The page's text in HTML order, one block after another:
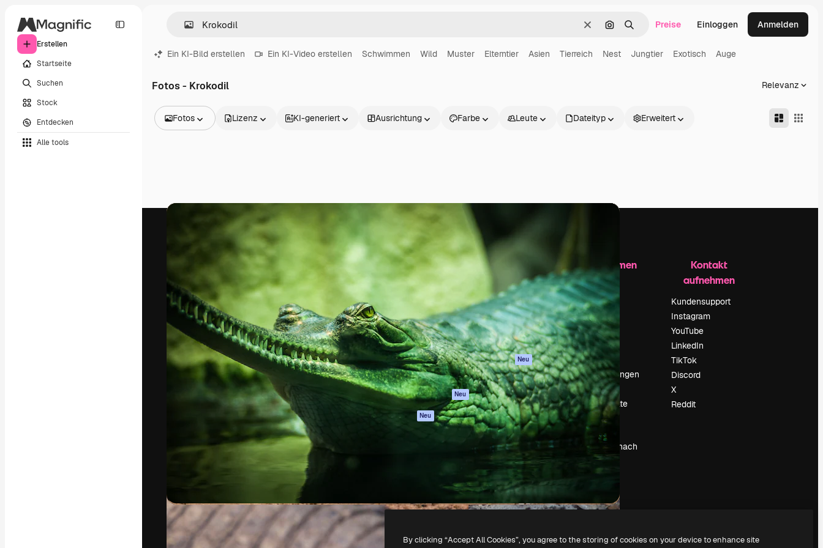
Erstellen
Startseite
Suchen
Stock
Entdecken
Alle tools
LöschenNach Bild suchen
SuchenPreise Einloggen Anmelden
Ein KI-Bild erstellen Ein KI-Video erstellen Schwimmen Wild Muster Elterntier Asien Tierreich Nest Jungtier Exotisch Auge
Fotos - Krokodil Relevanz
Fotos
Videos
Motion Graphics
3D-Modelle
Schriftarten
Lizenz KI-generiert Ausrichtung Farbe Leute Dateityp Erweitert
Die kreative Plattform, um deine beste
Arbeit zu verwirklichen. Mehr als 1 Million
Abonnenten unter Kreativen, Unternehmen,
Agenturen und Studios.
Deutsch
Produkte
Spaces
KI-Assistent
KI-Bildgenerator
KI-Videogenerator
KI-
Stimmengenerator
Stock-Inhalte
MCP für
Claude/ChatGPT
Neu
Agenten Neu
Loslegen
Academy
Dokumentation
Support
AGB
Datenschutzerklärung
Originale Neu
Cookie-Richtlinie
Vertrauenszentrum
Partner
Unternehmen
Unternehmen
Preise
Über uns
Reviews
Karriere
Suchtrends
Blog
Veranstaltungen
Slidesgo
Deine Inhalte
verkaufen
Pressesaal
Suchst du nach
magnific.ai
Kontakt
aufnehmen
Kundensupport
Instagram
YouTube
LinkedIn
TikTok
Discord
X
Reddit
Freepik Company S.L.U. Alle Rechte vorbehalten.
By clicking “Accept All Cookies”, you agree to the storing of cookies on your device to enhance site